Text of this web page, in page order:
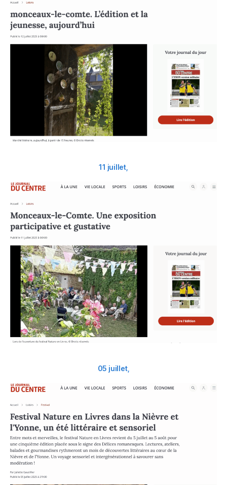
11 juillet,
05 juillet,